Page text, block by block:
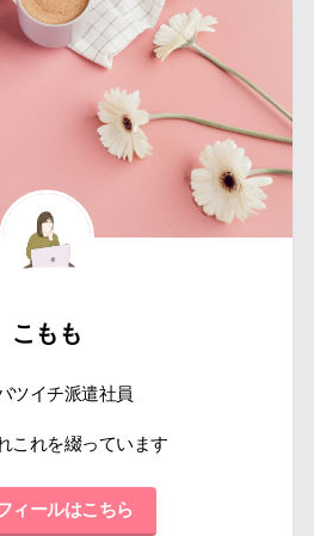
こもも
ツイチ派遣社員
これを綴っています
ィールはこちら